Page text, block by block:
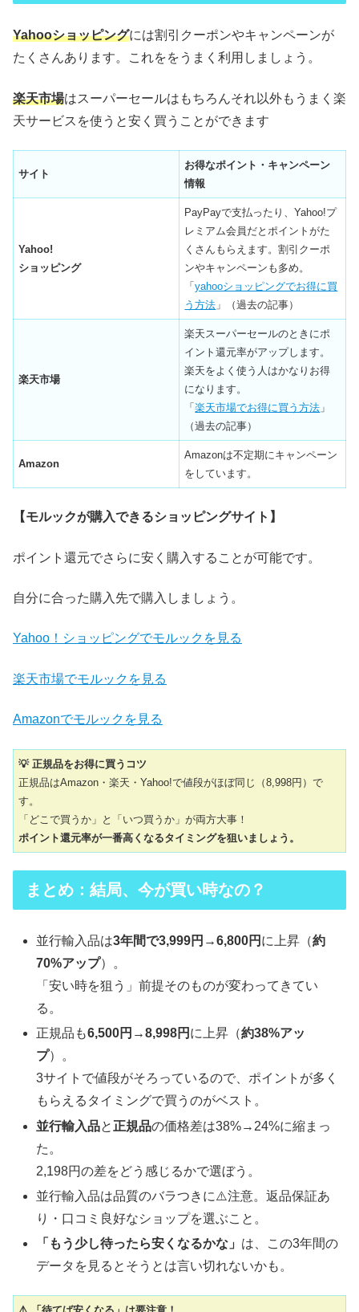
Yahooショッピングには割引クーポンやキャンペーンが
たくさんあります。これををうまく利用しましょう。
楽天市場はスーパーセールはもちろんそれ以外もうまく楽
天サービスを使うと安く買うことができます
サイト
お得なポイント・キャンペーン
情報
Yahoo!
ショッピング
PayPayで支払ったり、Yahoo!プ
レミアム会員だとポイントがた
くさんもらえます。割引クーポ
ンやキャンペーンも多め。
「yahooショッピングでお得に買
う方法 」（過去の記事）
楽天市場
楽天スーパーセールのときにポ
イント還元率がアップします。
楽天をよく使う人はかなりお得
になります。
「楽天市場でお得に買う方法 」
（過去の記事）
Amazon
Amazonは不定期にキャンペーン
をしています。
【モルックが購入できるショッピングサイト】
ポイント還元でさらに安く購入することが可能です。
自分に合った購入先で購入しましょう。
Yahoo！ショッピングでモルックを見る
楽天市場でモルックを見る
Amazonでモルックを見る
💡 正規品をお得に買うコツ
正規品はAmazon・楽天・Yahoo!で値段がほぼ同じ（8,998円）で
す。
「どこで買うか」と「いつ買うか」が両方大事！
ポイント還元率が一番高くなるタイミングを狙いましょう。
まとめ：結局、今が買い時なの？
並行輸入品は3年間で3,999円→6,800円 に上昇（約
70%アップ）。
「安い時を狙う」前提そのものが変わってきてい
る。
正規品も6,500円→8,998円 に上昇（約38%アッ
プ）。
3サイトで値段がそろっているので、ポイントが多く
もらえるタイミングで買うのがベスト。
並行輸入品と 正規品の価格差は38%→24%に縮まっ
た。
2,198円の差をどう感じるかで選ぼう。
並行輸入品は品質のバラつきに⚠️注意。返品保証あ
り・口コミ良好なショップを選ぶこと。
「もう少し待ったら安くなるかな」 は、この3年間の
データを見るとそうとは言い切れないかも。